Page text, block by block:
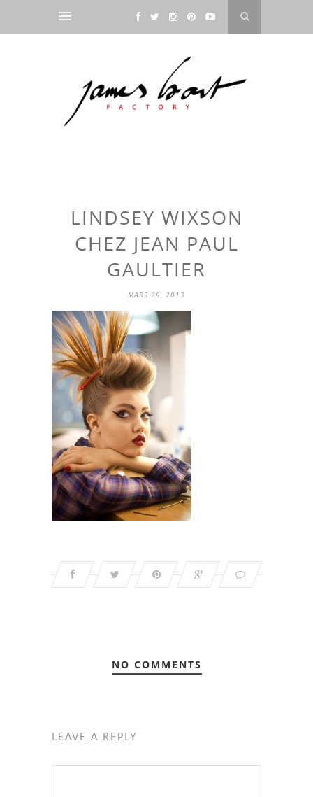
LINDSEY WIXSON
CHEZ JEAN PAUL
GAULTIER
MARS 29, 2013
NO COMMENTS
LEAVE A REPLY